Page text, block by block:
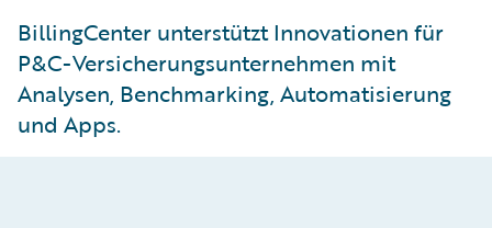
BillingCenter unterstützt Innovationen für
P&C-Versicherungsunternehmen mit
Analysen, Benchmarking, Automatisierung
und Apps.